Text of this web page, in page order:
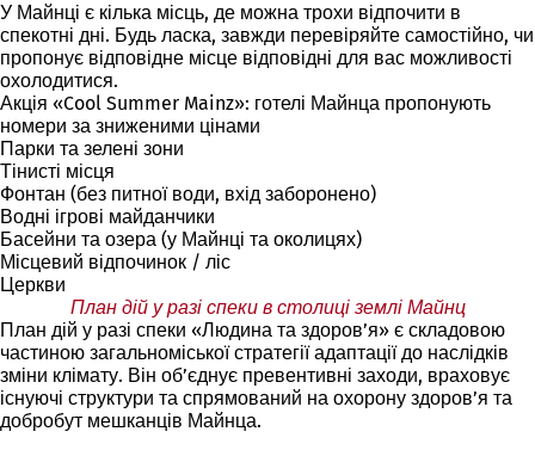
У Майнці є кілька місць, де можна трохи відпочити в
спекотні дні. Будь ласка, завжди перевіряйте самостійно, чи
пропонує відповідне місце відповідні для вас можливості
охолодитися.
Акція «Cool Summer Mainz»: готелі Майнца пропонують
номери за зниженими цінами
Парки та зелені зони
Тінисті місця
Фонтан (без питної води, вхід заборонено)
Водні ігрові майданчики
Басейни та озера (у Майнці та околицях)
Місцевий відпочинок / ліс
Церкви
План дій у разі спеки в столиці землі Майнц
План дій у разі спеки «Людина та здоров’я» є складовою
частиною загальноміської стратегії адаптації до наслідків
зміни клімату. Він об’єднує превентивні заходи, враховує
існуючі структури та спрямований на охорону здоров’я та
добробут мешканців Майнца.